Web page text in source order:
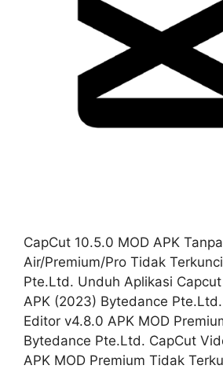
CapCut 10.5.0 MOD APK
Air/Premium/Pro Tidak
Pte.Ltd. Unduh Aplikasi
APK (2023) Bytedance
Editor v4.8.0 APK MOD
Bytedance Pte.Ltd. CapCut
APK MOD Premium Tidak